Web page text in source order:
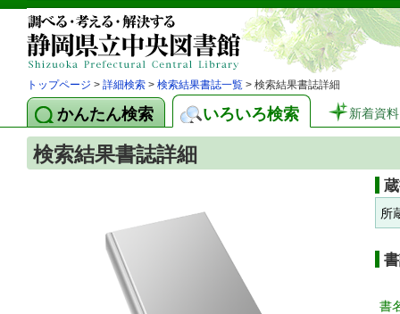
トップページ > 詳細検索 > 検索結果書誌一覧 > 検索結果書誌詳細
かんたん検索 いろいろ検索 新着資料
検索結果書誌詳細
所
書